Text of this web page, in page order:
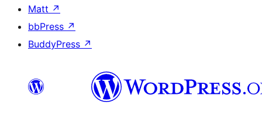
Matt ↗
bbPress ↗
BuddyPress ↗